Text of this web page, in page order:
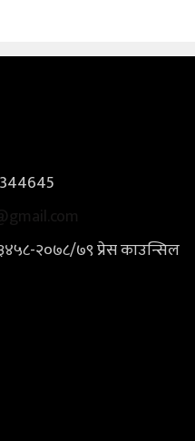
२०७८/७९ प्रेस काउन्सिल